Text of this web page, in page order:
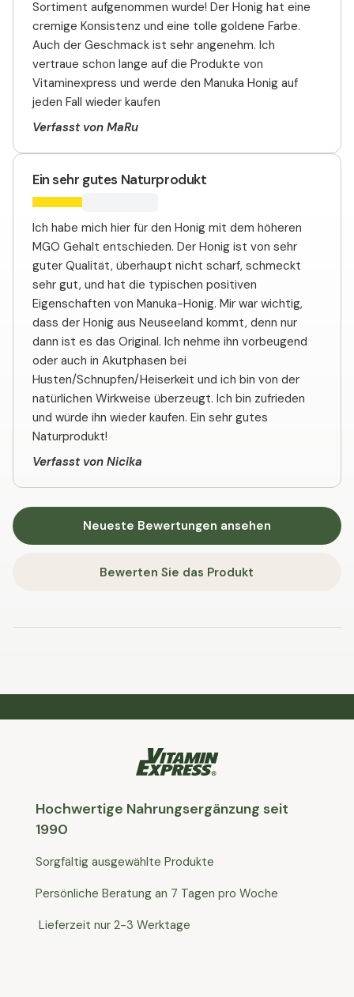
Sortiment aufgenommen wurde! Der Honig hat eine
cremige Konsistenz und eine tolle goldene Farbe.
Auch der Geschmack ist sehr angenehm. Ich
vertraue schon lange auf die Produkte von
Vitaminexpress und werde den Manuka Honig auf
jeden Fall wieder kaufen
Verfasst von MaRu
Ein sehr gutes Naturprodukt
Ich habe mich hier für den Honig mit dem höheren
MGO Gehalt entschieden. Der Honig ist von sehr
guter Qualität, überhaupt nicht scharf, schmeckt
sehr gut, und hat die typischen positiven
Eigenschaften von Manuka-Honig. Mir war wichtig,
dass der Honig aus Neuseeland kommt, denn nur
dann ist es das Original. Ich nehme ihn vorbeugend
oder auch in Akutphasen bei
Husten/Schnupfen/Heiserkeit und ich bin von der
natürlichen Wirkweise überzeugt. Ich bin zufrieden
und würde ihn wieder kaufen. Ein sehr gutes
Naturprodukt!
Verfasst von Nicika
Neueste Bewertungen ansehen
Bewerten Sie das Produkt
Hochwertige Nahrungsergänzung seit
1990
Sorgfältig ausgewählte Produkte
Persönliche Beratung an 7 Tagen pro Woche
Lieferzeit nur 2-3 Werktage